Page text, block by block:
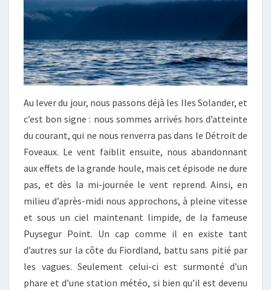
Au lever du jour, nous passons déjà les Iles Solander, et
c’est bon signe : nous sommes arrivés hors d’atteinte
du courant, qui ne nous renverra pas dans le Détroit de
Foveaux. Le vent faiblit ensuite, nous abandonnant
aux effets de la grande houle, mais cet épisode ne dure
pas, et dès la mi-journée le vent reprend. Ainsi, en
milieu d’après-midi nous approchons, à pleine vitesse
et sous un ciel maintenant limpide, de la fameuse
Puysegur Point. Un cap comme il en existe tant
d’autres sur la côte du Fiordland, battu sans pitié par
les vagues. Seulement celui-ci est surmonté d’un
phare et d’une station météo, si bien qu’il est devenu